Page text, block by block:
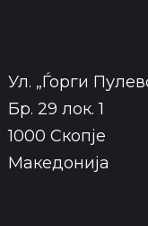
Ул. „Ѓорги
Бр. 29 лок. 1
1000 Скопје
Македонија